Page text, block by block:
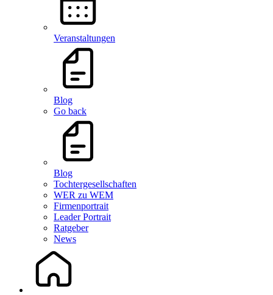
Veranstaltungen
Blog
Go back
Blog
Tochtergesellschaften
WER zu WEM
Firmenportrait
Leader Portrait
Ratgeber
News